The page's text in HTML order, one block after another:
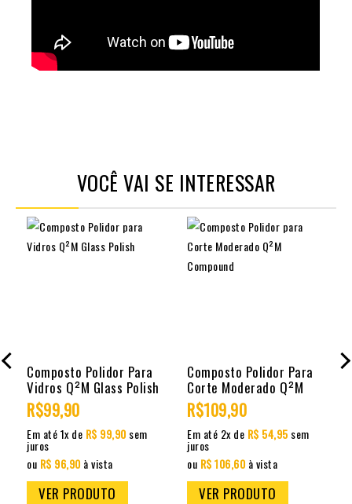
VOCÊ VAI SE INTERESSAR
Composto Polidor Para
Vidros Q²M Glass Polish
R$99,90
Em até 1x de R$ 99,90 sem
juros
ou R$ 96,90 à vista
VER PRODUTO
Composto Polidor Para
Corte Moderado Q²M
Compound
R$109,90
Em até 2x de R$ 54,95 sem
juros
ou R$ 106,60 à vista
VER PRODUTO